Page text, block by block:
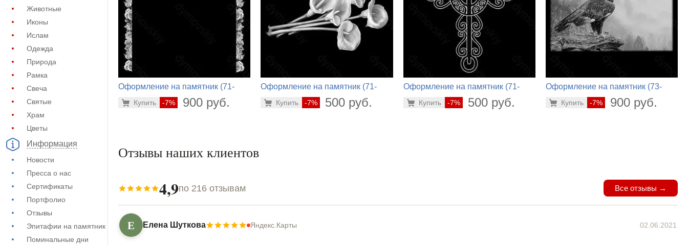
Животные
Иконы
Ислам
Одежда
Природа
Рамка
Свеча
Святые
Храм
Цветы
Информация
Новости
Пресса о нас
Сертификаты
Портфолио
Отзывы
Эпитафии на памятник
Поминальные дни
Оформление на памятник (71-
-7% 900 руб.
Купить
Оформление на памятник (71-
-7% 500 руб.
Купить
Оформление на памятник (71-
-7% 500 руб.
Купить
Оформление на памятник (73-
-7% 900 руб.
Купить
Отзывы наших клиентов
4,9по 216 отзывам Все отзывы →
Е Елена Шуткова Яндекс.Карты 02.06.2021